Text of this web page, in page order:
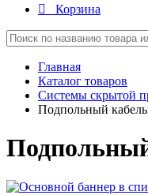
Корзина
Главная
Каталог товаров
Системы скрытой
Подпольный